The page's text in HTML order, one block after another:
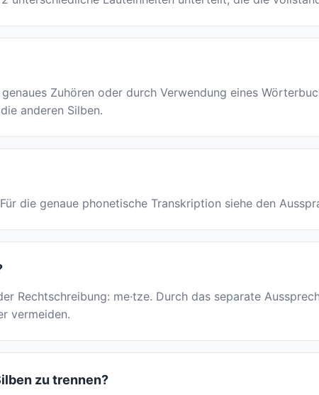
Zuhören oder durch Verwendung eines
anderen Silben.
die genaue phonetische Transkription siehe den
Rechtschreibung: me·tze. Durch das separate
vermeiden.
zu trennen?